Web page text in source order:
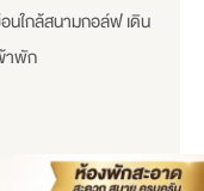
นใกล้สนามกอล์ฟ เดิน
าพัก